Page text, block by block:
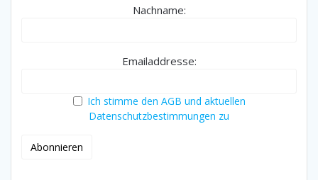
Nachname:
Emailaddresse:
Ich stimme den AGB und aktuellen
Datenschutzbestimmungen zu